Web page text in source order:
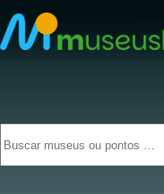
para
o
conteúdo
resultados